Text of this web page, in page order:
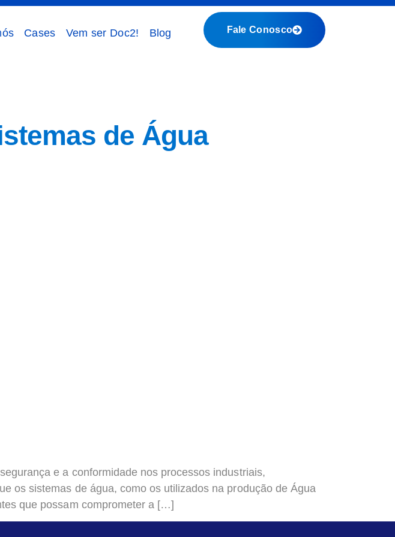
Cases Vem ser Doc2! Blog Fale Conosco
de Água
e a conformidade nos processos industriais,
os sistemas de água, como os utilizados na produção de Água
que possam comprometer a […]